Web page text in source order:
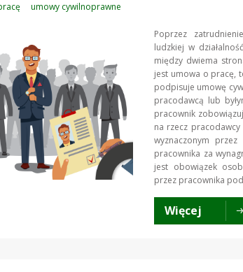
umowy cywilnoprawne
Poprzez
ludzkiej w
między dwiema
jest umowa o pracę,
podpisuje umowę
pracodawcą lub
pracownik
na rzecz
wyznaczonym
pracownika za
jest obowiązek
przez pracownika
Więcej